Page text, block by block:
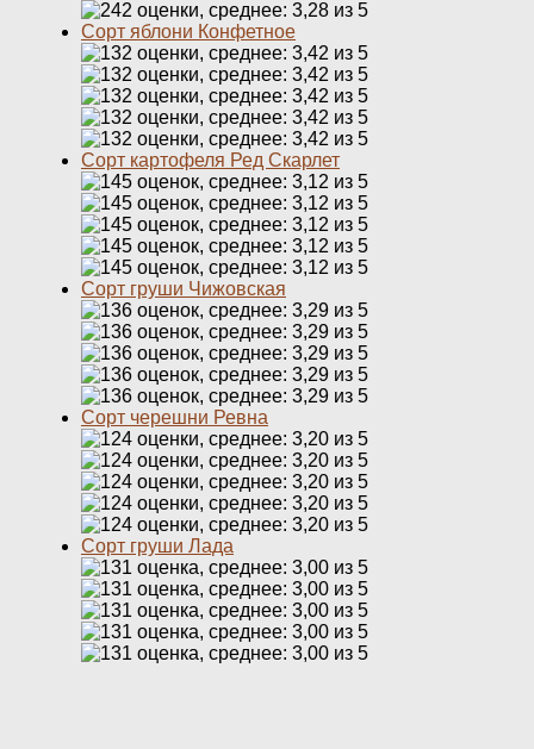
Сорт яблони Конфетное
Сорт картофеля Ред Скарлет
Сорт груши Чижовская
Сорт черешни Ревна
Сорт груши Лада